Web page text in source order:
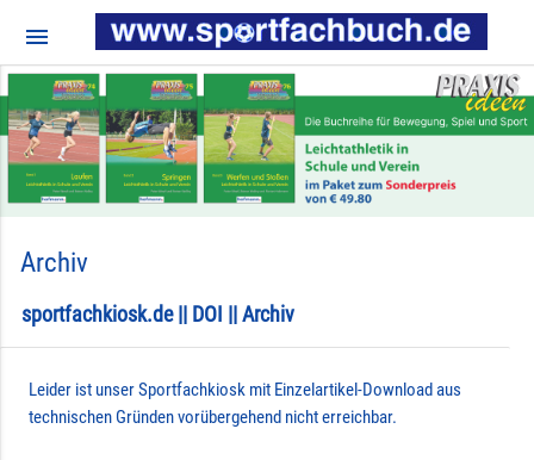
menu
Archiv
sportfachkiosk.de || DOI || Archiv
Leider ist unser Sportfachkiosk mit Einzelartikel-Download aus
technischen Gründen vorübergehend nicht erreichbar.